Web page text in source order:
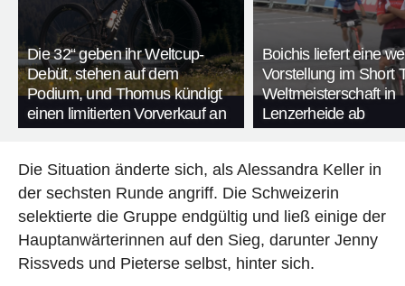
Die 32“ geben ihr Weltcup-
Debüt, stehen auf dem
Podium, und Thomus kündigt
einen limitierten Vorverkauf an
Boichis liefert eine
Vorstellung im Short
Weltmeisterschaft in
Lenzerheide ab
Die Situation änderte sich, als Alessandra Keller in
der sechsten Runde angriff. Die Schweizerin
selektierte die Gruppe endgültig und ließ einige der
Hauptanwärterinnen auf den Sieg, darunter Jenny
Rissveds und Pieterse selbst, hinter sich.